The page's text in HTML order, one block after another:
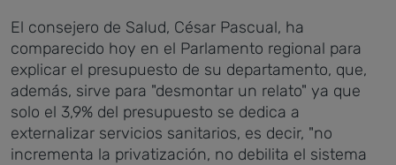
El consejero de Salud, César Pascual, ha
comparecido hoy en el Parlamento regional para
explicar el presupuesto de su departamento, que,
además, sirve para "desmontar un relato" ya que
solo el 3,9% del presupuesto se dedica a
externalizar servicios sanitarios, es decir, "no
incrementa la privatización, no debilita el sistema